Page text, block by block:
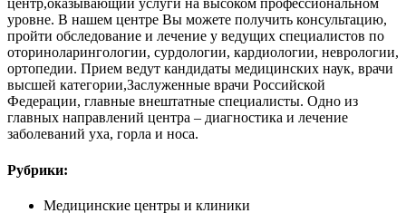
центр,оказывающий услуги на высоком профессиональном
уровне. В нашем центре Вы можете получить консультацию,
пройти обследование и лечение у ведущих специалистов по
оториноларингологии, сурдологии, кардиологии, неврологии,
ортопедии. Прием ведут кандидаты медицинских наук, врачи
высшей категории,Заслуженные врачи Российской
Федерации, главные внештатные специалисты. Одно из
главных направлений центра – диагностика и лечение
заболеваний уха, горла и носа.
Рубрики:
Медицинские центры и клиники